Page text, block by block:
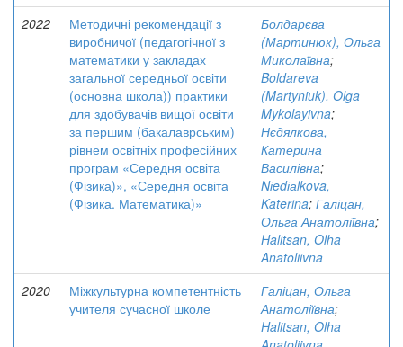
2022
Методичні рекомендації з
виробничої (педагогічної з
математики у закладах
загальної середньої освіти
(основна школа)) практики
для здобувачів вищої освіти
за першим (бакалаврським)
рівнем освітніх професійних
програм «Середня освіта
(Фізика)», «Середня освіта
(Фізика. Математика)»
Болдарєва
(Мартинюк), Ольга
Миколаївна;
Boldareva
(Martyniuk), Olga
Mykolayivna;
Нєдялкова,
Катерина
Василівна;
Nіedіаlkova,
Katerina; Галіцан,
Ольга Анатоліївна;
Halitsan, Olha
Anatoliivna
2020
Міжкультурна компетентність
учителя сучасної школе
Галіцан, Ольга
Анатоліївна;
Halitsan, Olha